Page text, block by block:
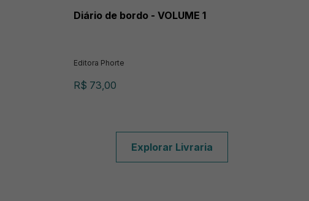
Diário de bordo - VOLUME 1
Editora Phorte
R$ 73,00
Explorar Livraria